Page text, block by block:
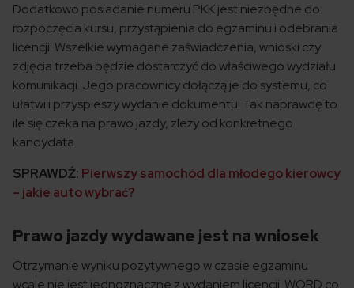
Dodatkowo posiadanie numeru PKK jest niezbędne do:
rozpoczęcia kursu, przystąpienia do egzaminu i odebrania
licencji. Wszelkie wymagane zaświadczenia, wnioski czy
zdjęcia trzeba będzie dostarczyć do właściwego wydziału
komunikacji. Jego pracownicy dołączą je do systemu, co
ułatwi i przyspieszy wydanie dokumentu. Tak naprawdę to
ile się czeka na prawo jazdy, zleży od konkretnego
kandydata.
SPRAWDŹ: Pierwszy samochód dla młodego kierowcy
– jakie auto wybrać?
Prawo jazdy wydawane jest na wniosek
Otrzymanie wyniku pozytywnego w czasie egzaminu